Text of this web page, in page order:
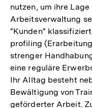
nutzen, um ihre
Arbeitsverwaltung
"Kunden"
profiling
strenger
eine reguläre
Ihr Alltag besteht
Bewältigung von
geförderter Arbeit.